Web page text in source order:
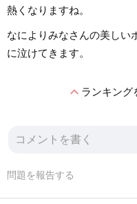
熱くなりますね。
なによりみなさんの美しい
に泣けてきます。
expand_lessランキング
問題を報告する